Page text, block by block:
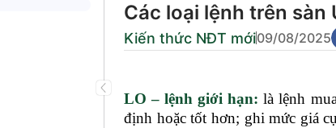
Các loại lệnh trên sàn
Kiến thức NĐT mới09/08/2025
LO – lệnh giới hạn: là lệnh
định hoặc tốt hơn; ghi mức giá